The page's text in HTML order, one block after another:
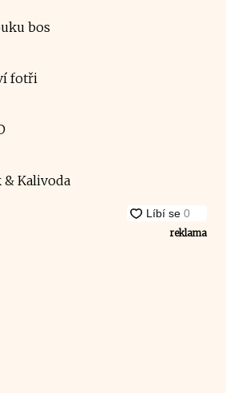
bos
fotři
& Kalivoda
reklama